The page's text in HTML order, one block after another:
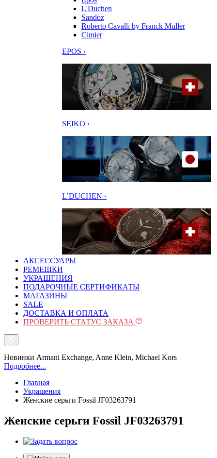
L'Duchen
Sandoz
Roberto Cavalli by Franck Muller
Cimier
EPOS ›
SEIKO ›
L’DUCHEN ›
АКСЕССУАРЫ
РЕМЕШКИ
УКРАШЕНИЯ
ПОДАРОЧНЫЕ СЕРТИФИКАТЫ
МАГАЗИНЫ
SALE
ДОСТАВКА И ОПЛАТА
ПРОВЕРИТЬ СТАТУС ЗАКАЗА
Новинки Armani Exchange, Anne Klein, Michael Kors
Подробнее...
Главная
Украшения
Женские серьги Fossil JF03263791
Женские серьги Fossil JF03263791